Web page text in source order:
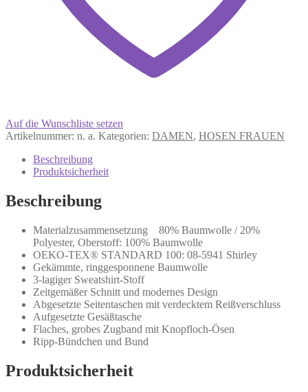
Auf die Wunschliste setzen
Artikelnummer: n. a. Kategorien: DAMEN, HOSEN FRAUEN
Beschreibung
Produktsicherheit
Beschreibung
Materialzusammensetzung 80% Baumwolle / 20%
Polyester, Oberstoff: 100% Baumwolle
OEKO-TEX® STANDARD 100: 08-5941 Shirley
Gekämmte, ringgesponnene Baumwolle
3-lagiger Sweatshirt-Stoff
Zeitgemäßer Schnitt und modernes Design
Abgesetzte Seitentaschen mit verdecktem Reißverschluss
Aufgesetzte Gesäßtasche
Flaches, grobes Zugband mit Knopfloch-Ösen
Ripp-Bündchen und Bund
Produktsicherheit